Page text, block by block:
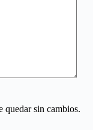
quedar sin cambios.